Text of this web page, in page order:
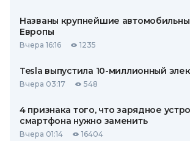
Названы крупнейшие
Европы
Вчера 16:16 1235
Tesla выпустила 10-миллионный
Вчера 03:17 548
4 признака того, что зарядное
смартфона нужно заменить
Вчера 01:14 16404